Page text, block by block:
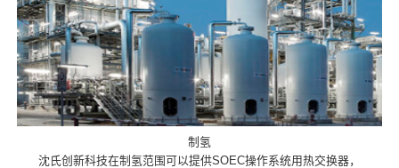
制氢
沈氏创新科技在制氢范围可以提供SOEC操作系统用热交换器，